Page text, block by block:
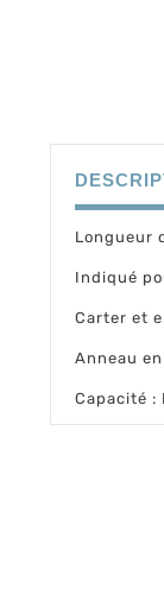
Longueur
Indiqué
Carter et
​Anneau
Capacité :